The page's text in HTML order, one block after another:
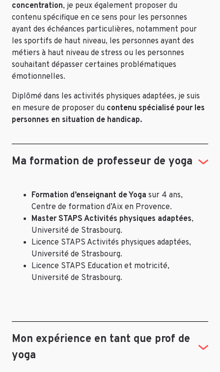
concentration, je peux également proposer du
contenu spécifique en ce sens pour les personnes
ayant des échéances particulières, notamment pour
les sportifs de haut niveau, les personnes ayant des
métiers à haut niveau de stress ou les personnes
souhaitant dépasser certaines problématiques
émotionnelles.
Diplômé dans les activités physiques adaptées, je suis
en mesure de proposer du contenu spécialisé pour les
personnes en situation de handicap.
Ma formation de professeur de yoga
Formation d’enseignant de Yoga sur 4 ans,
Centre de formation d’Aix en Provence.
Master STAPS Activités physiques adaptées,
Université de Strasbourg.
Licence STAPS Activités physiques adaptées,
Université de Strasbourg.
Licence STAPS Education et motricité,
Université de Strasbourg.
Mon expérience en tant que prof de
yoga